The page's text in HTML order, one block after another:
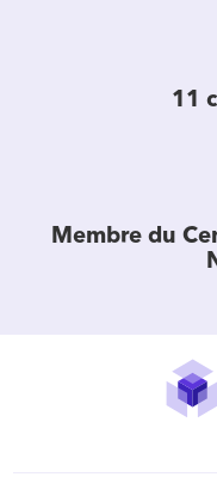
11
Membre du